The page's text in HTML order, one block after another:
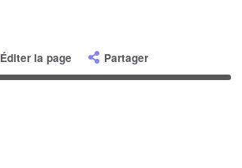
Éditer la page Partager